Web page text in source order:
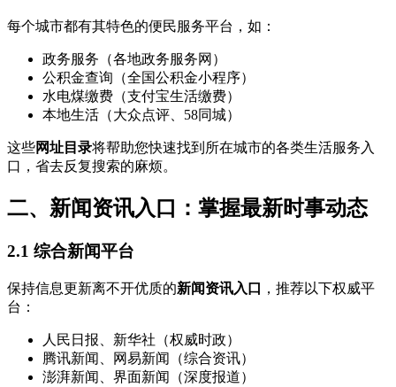
每个城市都有其特色的便民服务平台，如：
政务服务（各地政务服务网）
公积金查询（全国公积金小程序）
水电煤缴费（支付宝生活缴费）
本地生活（大众点评、58同城）
这些网址目录将帮助您快速找到所在城市的各类生活服务入
口，省去反复搜索的麻烦。
二、新闻资讯入口：掌握最新时事动态
2.1 综合新闻平台
保持信息更新离不开优质的新闻资讯入口
，推荐以下权威平
台：
人民日报、新华社（权威时政）
腾讯新闻、网易新闻（综合资讯）
澎湃新闻、界面新闻（深度报道）